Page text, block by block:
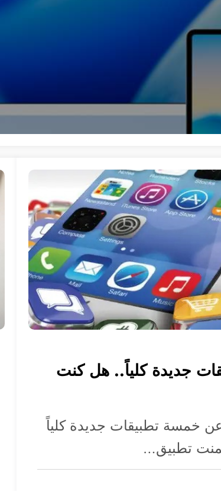
عن 5 تطبيقات جديدة كلياً.. هل كنت
خمسة تطبيقات جديدة كلياً
تطبيق…